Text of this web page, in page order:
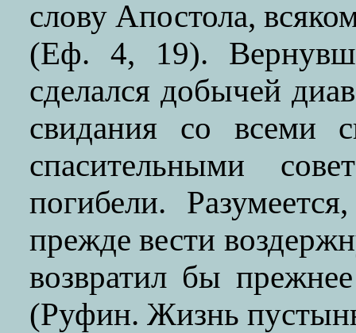
слову Апостола,
(Еф. 4, 19).
сделался добычей
свидания со всеми
спасительными
погибели.
прежде вести
возвратил бы
(Руфин. Жизнь